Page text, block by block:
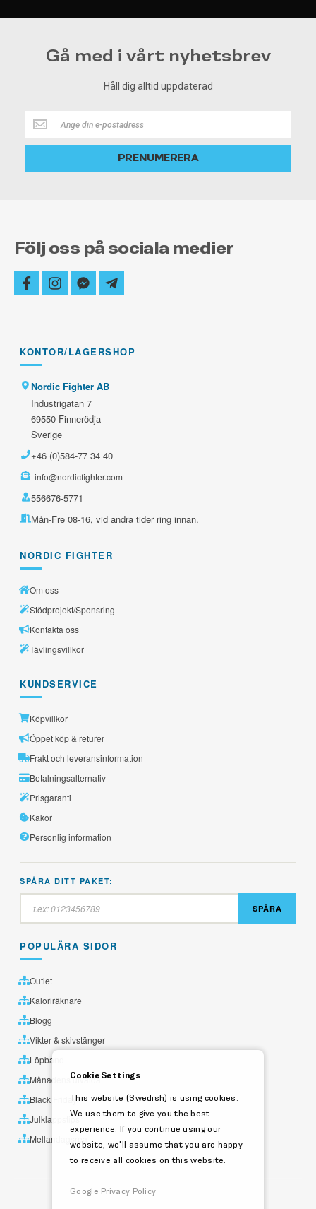
Gå med i vårt nyhetsbrev
Håll dig alltid uppdaterad
Håll
dig
alltid
PRENUMERERA
Följ oss på sociala medier
facebookinstagram
facebook-
messenger
telegram-
plane
KONTOR/LAGERSHOP
Nordic Fighter AB
Industrigatan 7
69550 Finnerödja
Sverige
+46 (0)584-77 34 40
info@nordicfighter.com
556676-5771
Mån-Fre 08-16, vid andra tider ring innan.
NORDIC FIGHTER
Om oss
Stödprojekt/Sponsring
Kontakta oss
Tävlingsvillkor
KUNDSERVICE
Köpvillkor
Öppet köp & returer
Frakt och leveransinformation
Betalningsalternativ
Prisgaranti
Kakor
Personlig information
SPÅRA DITT PAKET:
SPÅRA
POPULÄRA SIDOR
Outlet
Kaloriräknare
Blogg
Vikter & skivstänger
Löpband
Månadens utvalda
Black Friday
Julklappstips
Mellandagsrea
Cookie Settings
This website (Swedish) is using cookies.
We use them to give you the best
experience. If you continue using our
website, we'll assume that you are happy
to receive all cookies on this website.
Google Privacy Policy